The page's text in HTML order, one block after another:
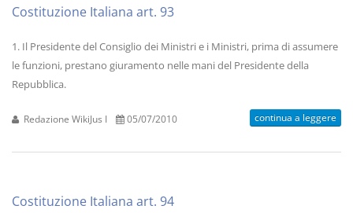
Costituzione Italiana art. 93
1. Il Presidente del Consiglio dei Ministri e i Ministri, prima di assumere
le funzioni, prestano giuramento nelle mani del Presidente della
Repubblica.
Redazione WikiJus I 05/07/2010 continua a leggere
Costituzione Italiana art. 94